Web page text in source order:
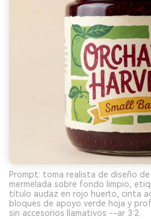
Prompt: toma realista de diseño
mermelada sobre fondo limpio,
título audaz en rojo huerto, cinta
bloques de apoyo verde hoja y
sin accesorios llamativos --ar 3:2